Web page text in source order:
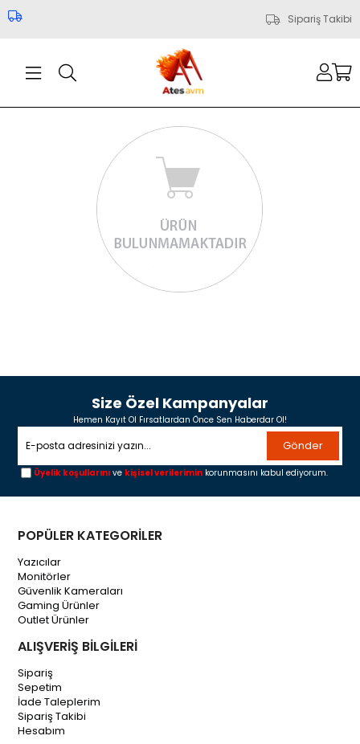
Sipariş Takibi
Size Özel Kampanyalar
Hemen Kayıt Ol Fırsatlardan Önce Sen Haberdar Ol!
Gönder
Üyelik koşullarını ve kişisel verilerimin korunmasını kabul ediyorum.
POPÜLER KATEGORİLER
Yazıcılar
Monitörler
Güvenlik Kameraları
Gaming Ürünler
Outlet Ürünler
ALIŞVERİŞ BİLGİLERİ
Sipariş
Sepetim
İade Taleplerim
Sipariş Takibi
Hesabım